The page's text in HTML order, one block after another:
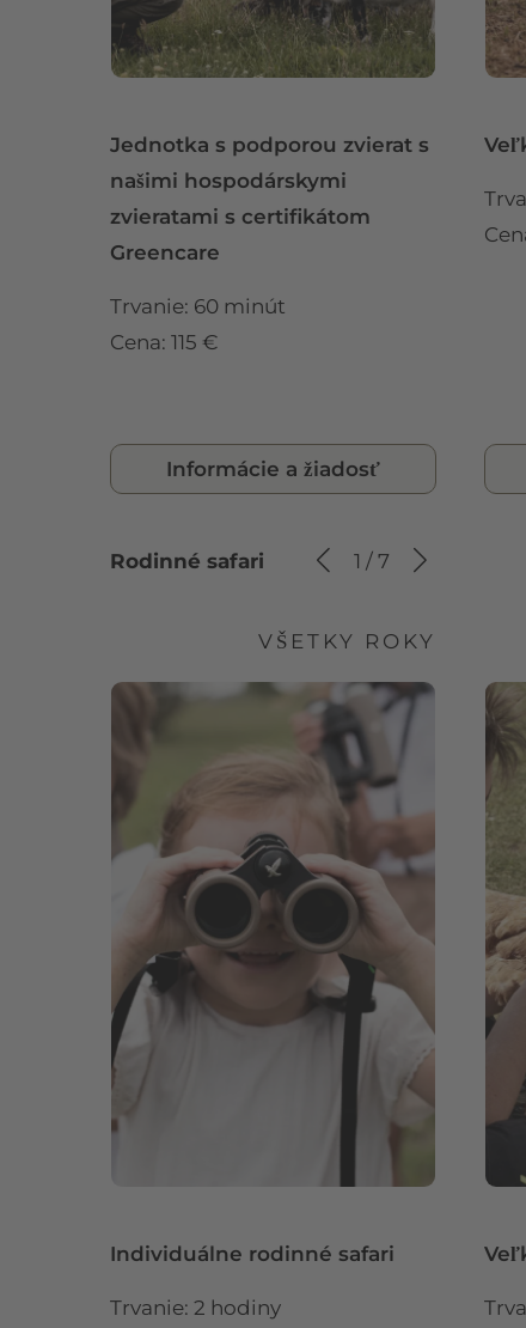
Jednotka s podporou zvierat s
našimi hospodárskymi
zvieratami s certifikátom
Greencare
Trvanie: 60 minút
Cena: 115 €
Informácie a žiadosť
Rodinné safari 1 / 7
VŠETKY ROKY
Individuálne rodinné safari
Trvanie: 2 hodiny